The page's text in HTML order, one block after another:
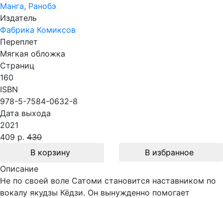
Манга, Ранобэ
Издатель
Фабрика Комиксов
Переплет
Мягкая обложка
Страниц
160
ISBN
978-5-7584-0632-8
Дата выхода
2021
409 р. 430
В корзину
В избранное
Описание
Не по своей воле Сатоми становится наставником по
вокалу якудзы Кёдзи. Он вынужденно помогает